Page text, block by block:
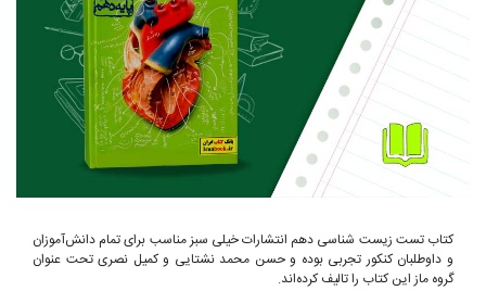
کتاب تست زیست شناسی دهم انتشارات خیلی سبز مناسب برای تمام دانش‌آموزان
و داوطلبان کنکور تجربی بوده و حسن محمد نشتایی و کمیل نصری تحت عنوان
گروه ماز این کتاب را تالیف کرده‌اند.